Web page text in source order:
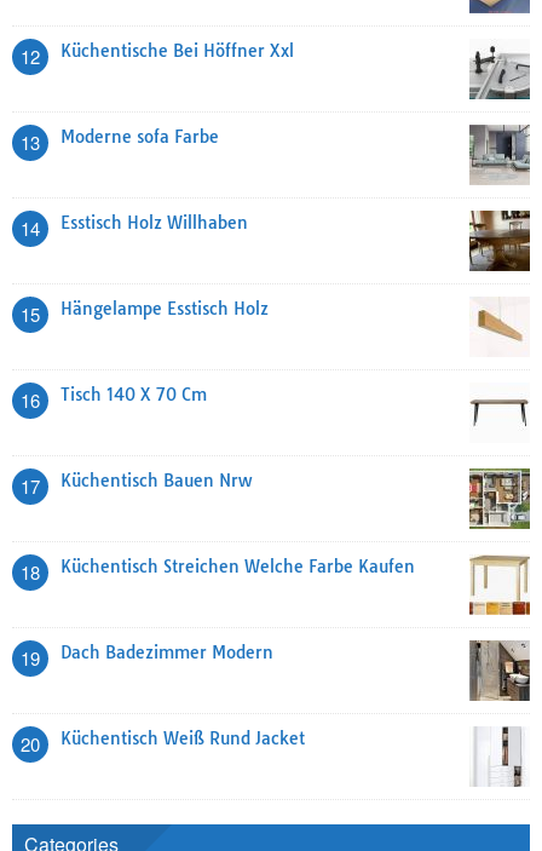
12 Küchentische Bei Höffner Xxl
13 Moderne sofa Farbe
14 Esstisch Holz Willhaben
15 Hängelampe Esstisch Holz
16 Tisch 140 X 70 Cm
17 Küchentisch Bauen Nrw
18 Küchentisch Streichen Welche Farbe Kaufen
19 Dach Badezimmer Modern
20 Küchentisch Weiß Rund Jacket
Categories